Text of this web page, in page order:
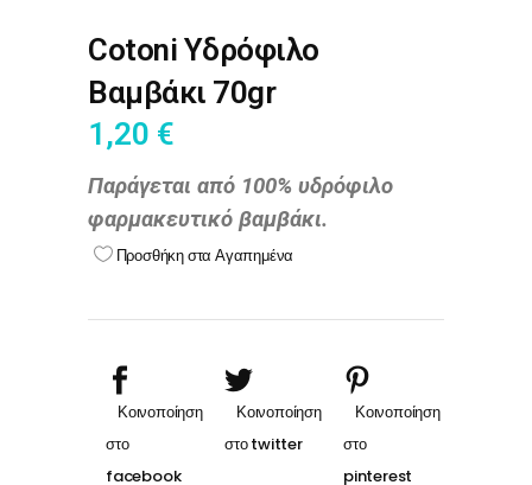
Cotoni Υδρόφιλο
Βαμβάκι 70gr
1,20 €
Παράγεται από 100% υδρόφιλο
φαρμακευτικό βαμβάκι.
Προσθήκη στα Αγαπημένα